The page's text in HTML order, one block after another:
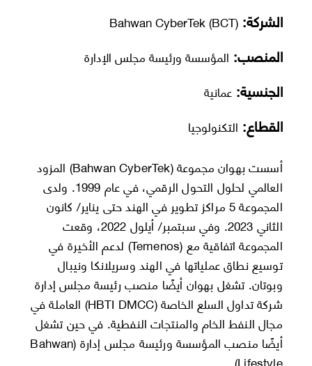
الشركة:Bahwan CyberTek (BCT)
المنصب: المؤسسة ورئيسة مجلس الإدارة
الجنسية:عمانية
القطاع: التكنولوجيا
أسست بهوان مجموعة (Bahwan CyberTek) المزود
العالمي لحلول التحول الرقمي، في عام 1999. ولدى
المجموعة 5 مراكز تطوير في الهند حتى يناير/ كانون
الثاني 2023. وفي سبتمبر/ أيلول 2022، وقعت
المجموعة اتفاقية مع (Temenos) لدعم الأخيرة في
توسيع نطاق عملياتها في الهند وسريلانكا ونيبال
وبوتان. تشغل بهوان أيضًا منصب رئيسة مجلس إدارة
شركة تداول السلع الخاصة (HBTI DMCC) العاملة في
مجال النفط الخام والمنتجات النفطية. في حين تشغل
أيضًا منصب المؤسسة ورئيسة مجلس إدارة (Bahwan
Lifestyle).